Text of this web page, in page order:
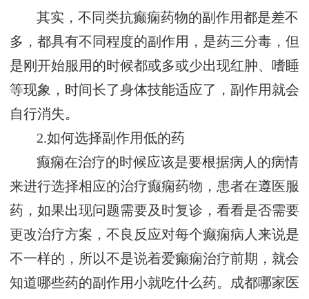
其实，不同类抗癫痫药物的副作用都是差不
多，都具有不同程度的副作用，是药三分毒，但
是刚开始服用的时候都或多或少出现红肿、嗜睡
等现象，时间长了身体技能适应了，副作用就会
自行消失。
2.如何选择副作用低的药
癫痫在治疗的时候应该是要根据病人的病情
来进行选择相应的治疗癫痫药物，患者在遵医服
药，如果出现问题需要及时复诊，看看是否需要
更改治疗方案，不良反应对每个癫痫病人来说是
不一样的，所以不是说着爱癫痫治疗前期，就会
知道哪些药的副作用小就吃什么药。 成都哪家医